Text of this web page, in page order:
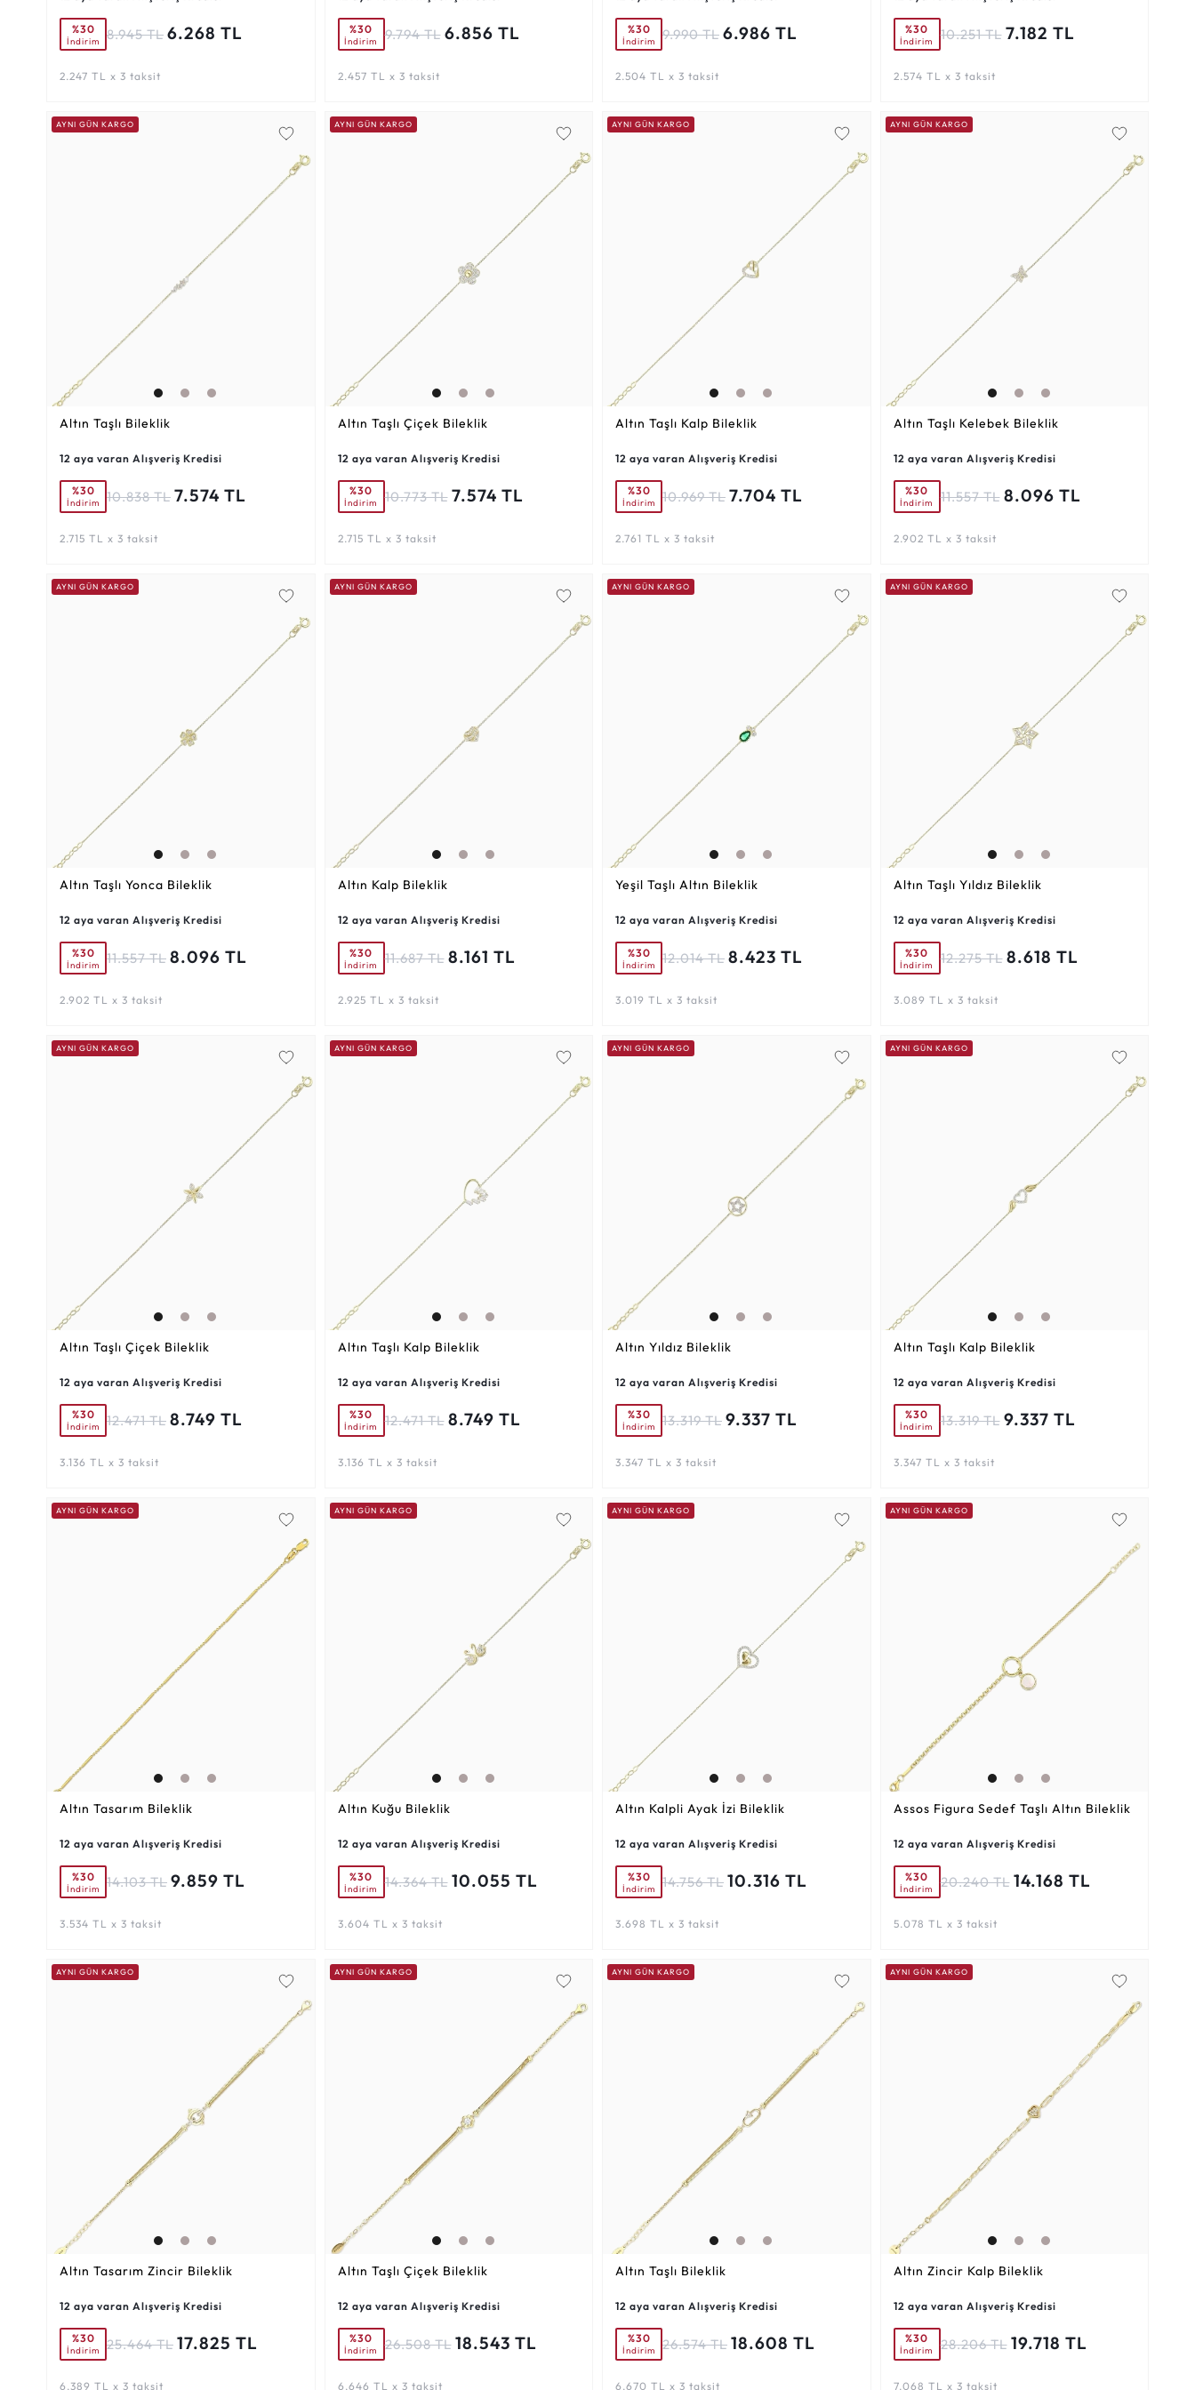
%30
İndirim 8.945 TL 6.268 TL
2.247 TL x 3 taksit
%30
İndirim 9.794 TL 6.856 TL
2.457 TL x 3 taksit
%30
İndirim 9.990 TL 6.986 TL
2.504 TL x 3 taksit
%30
İndirim 10.251 TL 7.182 TL
2.574 TL x 3 taksit
AYNI GÜN KARGO
Altın Taşlı Bileklik
12 aya varan Alışveriş Kredisi
%30
İndirim 10.838 TL 7.574 TL
2.715 TL x 3 taksit
AYNI GÜN KARGO
Altın Taşlı Çiçek Bileklik
12 aya varan Alışveriş Kredisi
%30
İndirim 10.773 TL 7.574 TL
2.715 TL x 3 taksit
AYNI GÜN KARGO
Altın Taşlı Kalp Bileklik
12 aya varan Alışveriş Kredisi
%30
İndirim 10.969 TL 7.704 TL
2.761 TL x 3 taksit
AYNI GÜN KARGO
Altın Taşlı Kelebek Bileklik
12 aya varan Alışveriş Kredisi
%30
İndirim 11.557 TL 8.096 TL
2.902 TL x 3 taksit
AYNI GÜN KARGO
Altın Taşlı Yonca Bileklik
12 aya varan Alışveriş Kredisi
%30
İndirim 11.557 TL 8.096 TL
2.902 TL x 3 taksit
AYNI GÜN KARGO
Altın Kalp Bileklik
12 aya varan Alışveriş Kredisi
%30
İndirim 11.687 TL 8.161 TL
2.925 TL x 3 taksit
AYNI GÜN KARGO
Yeşil Taşlı Altın Bileklik
12 aya varan Alışveriş Kredisi
%30
İndirim 12.014 TL 8.423 TL
3.019 TL x 3 taksit
AYNI GÜN KARGO
Altın Taşlı Yıldız Bileklik
12 aya varan Alışveriş Kredisi
%30
İndirim 12.275 TL 8.618 TL
3.089 TL x 3 taksit
AYNI GÜN KARGO
Altın Taşlı Çiçek Bileklik
12 aya varan Alışveriş Kredisi
%30
İndirim 12.471 TL 8.749 TL
3.136 TL x 3 taksit
AYNI GÜN KARGO
Altın Taşlı Kalp Bileklik
12 aya varan Alışveriş Kredisi
%30
İndirim 12.471 TL 8.749 TL
3.136 TL x 3 taksit
AYNI GÜN KARGO
Altın Yıldız Bileklik
12 aya varan Alışveriş Kredisi
%30
İndirim 13.319 TL 9.337 TL
3.347 TL x 3 taksit
AYNI GÜN KARGO
Altın Taşlı Kalp Bileklik
12 aya varan Alışveriş Kredisi
%30
İndirim 13.319 TL 9.337 TL
3.347 TL x 3 taksit
AYNI GÜN KARGO
Altın Tasarım Bileklik
12 aya varan Alışveriş Kredisi
%30
İndirim 14.103 TL 9.859 TL
3.534 TL x 3 taksit
AYNI GÜN KARGO
Altın Kuğu Bileklik
12 aya varan Alışveriş Kredisi
%30
İndirim 14.364 TL 10.055 TL
3.604 TL x 3 taksit
AYNI GÜN KARGO
Altın Kalpli Ayak İzi Bileklik
12 aya varan Alışveriş Kredisi
%30
İndirim 14.756 TL 10.316 TL
3.698 TL x 3 taksit
AYNI GÜN KARGO
Assos Figura Sedef Taşlı Altın Bileklik
12 aya varan Alışveriş Kredisi
%30
İndirim 20.240 TL 14.168 TL
5.078 TL x 3 taksit
AYNI GÜN KARGO
Altın Tasarım Zincir Bileklik
12 aya varan Alışveriş Kredisi
%30
İndirim 25.464 TL 17.825 TL
6.389 TL x 3 taksit
AYNI GÜN KARGO
Altın Taşlı Çiçek Bileklik
12 aya varan Alışveriş Kredisi
%30
İndirim 26.508 TL 18.543 TL
6.646 TL x 3 taksit
AYNI GÜN KARGO
Altın Taşlı Bileklik
12 aya varan Alışveriş Kredisi
%30
İndirim 26.574 TL 18.608 TL
6.670 TL x 3 taksit
AYNI GÜN KARGO
Altın Zincir Kalp Bileklik
12 aya varan Alışveriş Kredisi
%30
İndirim 28.206 TL 19.718 TL
7.068 TL x 3 taksit